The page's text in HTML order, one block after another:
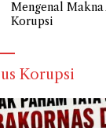
Mengenal
Korupsi
Korupsi